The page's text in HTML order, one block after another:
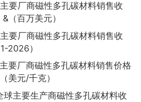
要厂商磁性多孔碳材料销售收
（百万美元）
要厂商磁性多孔碳材料销售收
2026）
要厂商磁性多孔碳材料销售价格
美元/千克）
主要生产商磁性多孔碳材料收